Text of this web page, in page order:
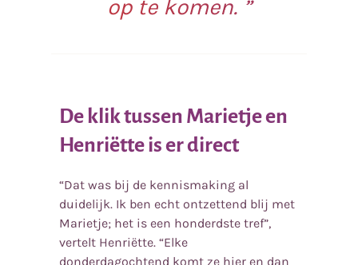
op te komen.
De klik tussen Marietje en
Henriëtte is er direct
“Dat was bij de kennismaking al
duidelijk. Ik ben echt ontzettend blij met
Marietje; het is een honderdste tref”,
vertelt Henriëtte. “Elke
donderdagochtend komt ze hier en dan